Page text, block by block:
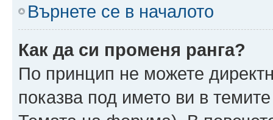
Върнете се в началото
Как да си променя ранга?
По принцип не можете
показва под името ви в